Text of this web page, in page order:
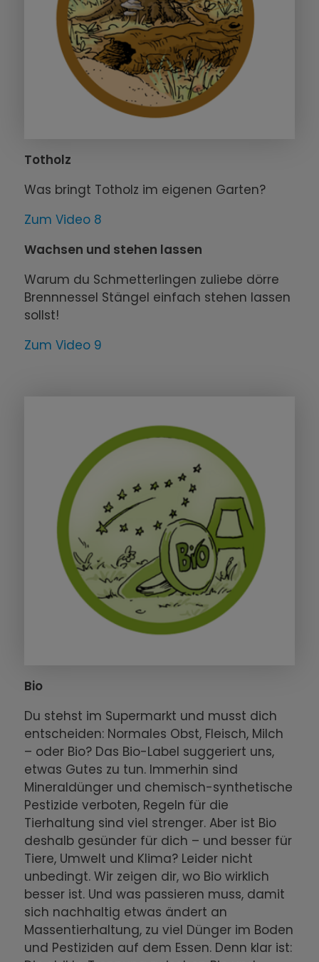
Totholz
Was bringt Totholz im eigenen Garten?
Zum Video 8
Wachsen und stehen lassen
Warum du Schmetterlingen zuliebe dörre
Brennnessel Stängel einfach stehen lassen
sollst!
Zum Video 9
Bio
Du stehst im Supermarkt und musst dich
entscheiden: Normales Obst, Fleisch, Milch
– oder Bio? Das Bio-Label suggeriert uns,
etwas Gutes zu tun. Immerhin sind
Mineraldünger und chemisch-synthetische
Pestizide verboten, Regeln für die
Tierhaltung sind viel strenger. Aber ist Bio
deshalb gesünder für dich – und besser für
Tiere, Umwelt und Klima? Leider nicht
unbedingt. Wir zeigen dir, wo Bio wirklich
besser ist. Und was passieren muss, damit
sich nachhaltig etwas ändert an
Massentierhaltung, zu viel Dünger im Boden
und Pestiziden auf dem Essen. Denn klar ist: